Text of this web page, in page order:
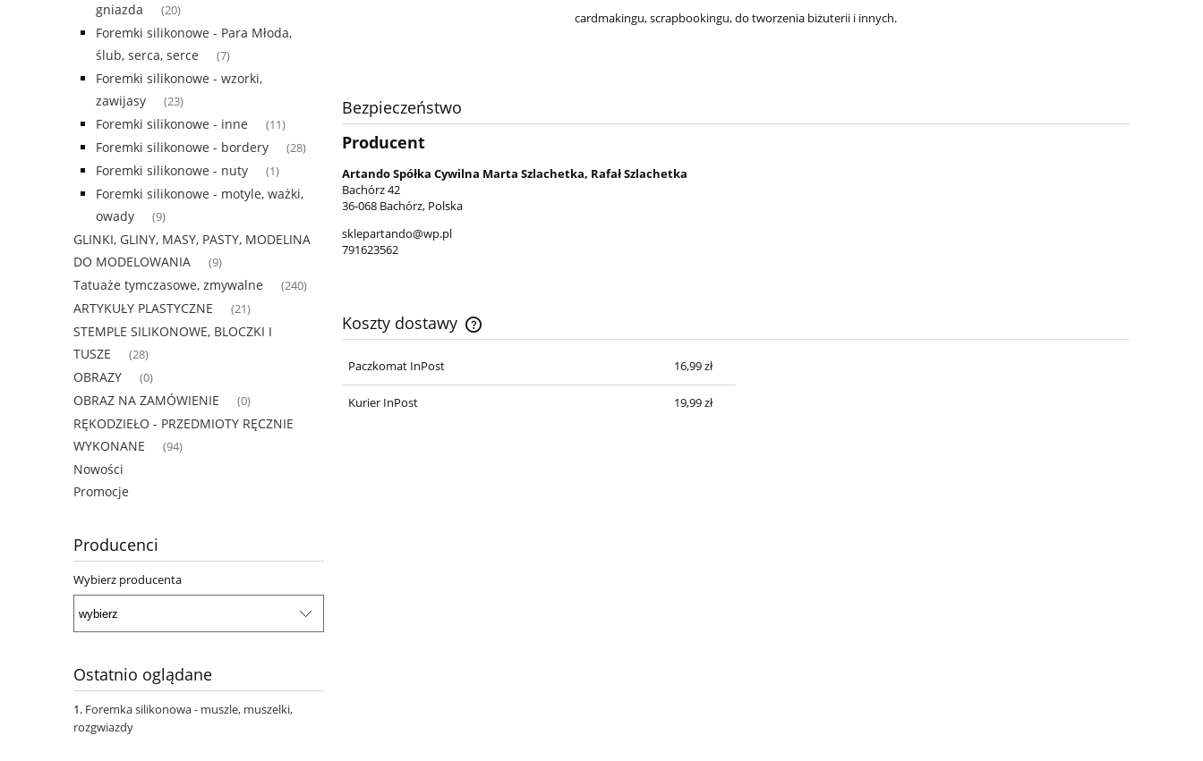
gniazda
(20)
Foremki silikonowe - Para Młoda,
ślub, serca, serce
(7)
Foremki silikonowe - wzorki,
zawijasy
(23)
Foremki silikonowe - inne (11)
Foremki silikonowe - bordery (28)
Foremki silikonowe - nuty (1)
Foremki silikonowe - motyle, ważki,
owady
(9)
GLINKI, GLINY, MASY, PASTY, MODELINA
DO MODELOWANIA
(9)
Tatuaże tymczasowe, zmywalne (240)
ARTYKUŁY PLASTYCZNE (21)
STEMPLE SILIKONOWE, BLOCZKI I
TUSZE
(28)
OBRAZY (0)
OBRAZ NA ZAMÓWIENIE (0)
RĘKODZIEŁO - PRZEDMIOTY RĘCZNIE
WYKONANE
(94)
Nowości
Promocje
Producenci
Wybierz producenta
Ostatnio oglądane
Foremka silikonowa - muszle, muszelki,
rozgwiazdy
cardmakingu, scrapbookingu, do tworzenia biżuterii i innych.
Bezpieczeństwo
Producent
Artando Spółka Cywilna Marta Szlachetka, Rafał Szlachetka
Bachórz 42
36-068 Bachórz, Polska
sklepartando@wp.pl
791623562
Koszty dostawy
Cena nie zawiera ewentualnych kosztów
płatności
Paczkomat InPost 16,99 zł
Kurier InPost 19,99 zł